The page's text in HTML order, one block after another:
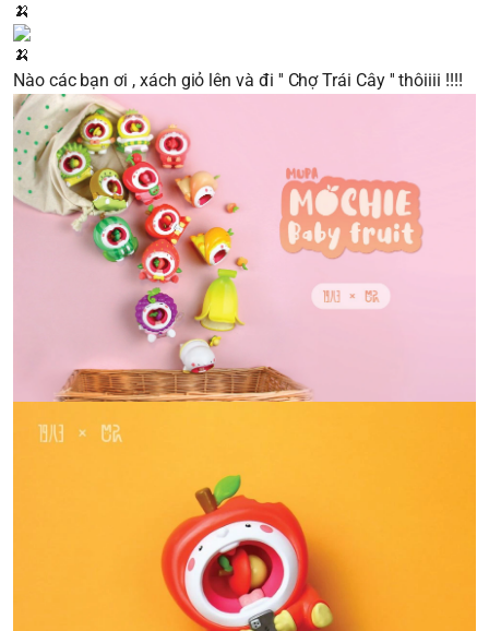
Nào các bạn ơi , xách giỏ lên và đi '' Chợ Trái Cây '' thôiiii !!!!